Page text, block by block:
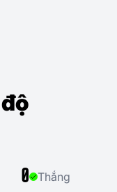
0 Thắng